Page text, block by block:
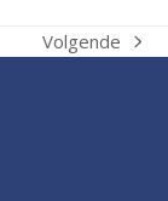
next
Volgende